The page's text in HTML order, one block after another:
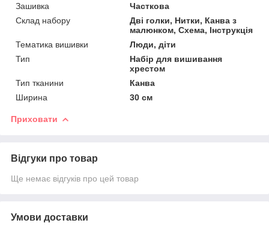
Зашивка
Часткова
Склад набору
Дві голки, Нитки, Канва з
малюнком, Схема, Інструкція
Тематика вишивки
Люди, діти
Тип
Набір для вишивання
хрестом
Тип тканини
Канва
Ширина
30 см
Приховати
Відгуки про товар
Ще немає відгуків про цей товар
Умови доставки